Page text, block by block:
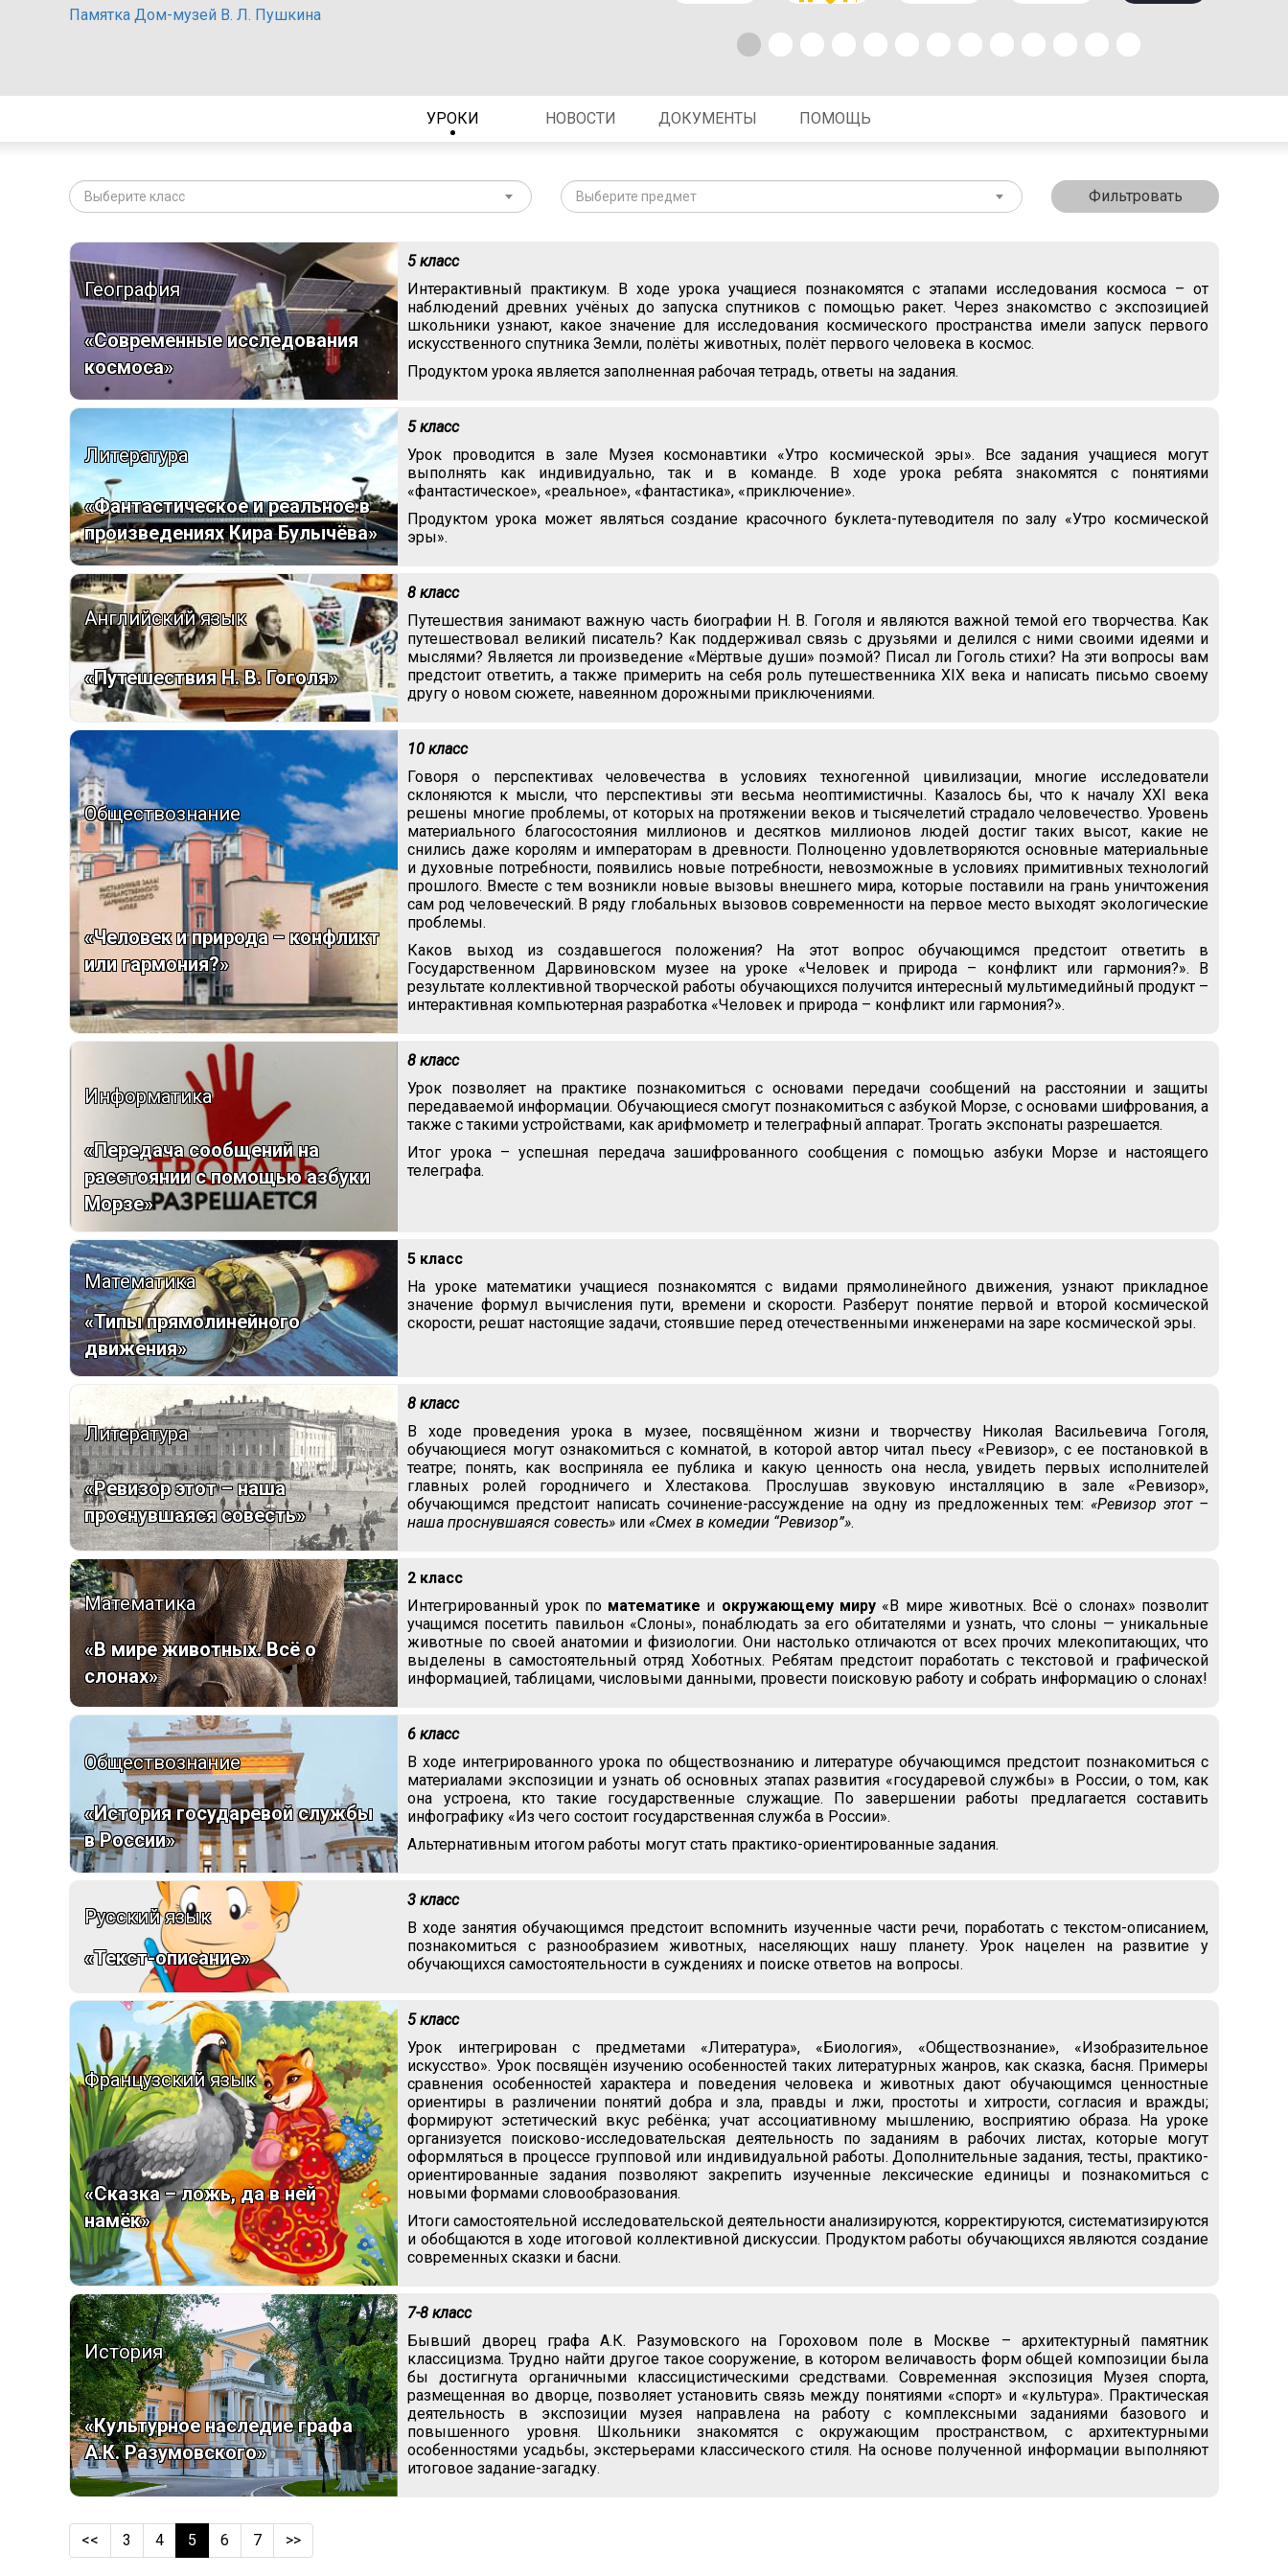
Памятка Дом-музей В. Л. Пушкина
УРОКИ НОВОСТИ ДОКУМЕНТЫ ПОМОЩЬ
Выберите класс Выберите предмет Фильтровать
География
«Современные исследования
космоса»
5 класс
Интерактивный практикум. В ходе урока учащиеся познакомятся с этапами исследования космоса – от
наблюдений древних учёных до запуска спутников с помощью ракет. Через знакомство с экспозицией
школьники узнают, какое значение для исследования космического пространства имели запуск первого
искусственного спутника Земли, полёты животных, полёт первого человека в космос.
Продуктом урока является заполненная рабочая тетрадь, ответы на задания.
Литература
«Фантастическое и реальное в
произведениях Кира Булычёва»
5 класс
Урок проводится в зале Музея космонавтики «Утро космической эры». Все задания учащиеся могут
выполнять как индивидуально, так и в команде. В ходе урока ребята знакомятся с понятиями
«фантастическое», «реальное», «фантастика», «приключение».
Продуктом урока может являться создание красочного буклета-путеводителя по залу «Утро космической
эры».
Английский язык
«Путешествия Н. В. Гоголя»
8 класс
Путешествия занимают важную часть биографии Н. В. Гоголя и являются важной темой его творчества. Как
путешествовал великий писатель? Как поддерживал связь с друзьями и делился с ними своими идеями и
мыслями? Является ли произведение «Мёртвые души» поэмой? Писал ли Гоголь стихи? На эти вопросы вам
предстоит ответить, а также примерить на себя роль путешественника XIX века и написать письмо своему
другу о новом сюжете, навеянном дорожными приключениями.
Обществознание
«Человек и природа – конфликт
или гармония?»
10 класс
Говоря о перспективах человечества в условиях техногенной цивилизации, многие исследователи
склоняются к мысли, что перспективы эти весьма неоптимистичны. Казалось бы, что к началу XXI века
решены многие проблемы, от которых на протяжении веков и тысячелетий страдало человечество. Уровень
материального благосостояния миллионов и десятков миллионов людей достиг таких высот, какие не
снились даже королям и императорам в древности. Полноценно удовлетворяются основные материальные
и духовные потребности, появились новые потребности, невозможные в условиях примитивных технологий
прошлого. Вместе с тем возникли новые вызовы внешнего мира, которые поставили на грань уничтожения
сам род человеческий. В ряду глобальных вызовов современности на первое место выходят экологические
проблемы.
Каков выход из создавшегося положения? На этот вопрос обучающимся предстоит ответить в
Государственном Дарвиновском музее на уроке «Человек и природа – конфликт или гармония?». В
результате коллективной творческой работы обучающихся получится интересный мультимедийный продукт –
интерактивная компьютерная разработка «Человек и природа – конфликт или гармония?».
Информатика
«Передача сообщений на
расстоянии с помощью азбуки
Морзе»
8 класс
Урок позволяет на практике познакомиться с основами передачи сообщений на расстоянии и защиты
передаваемой информации. Обучающиеся смогут познакомиться с азбукой Морзе, с основами шифрования, а
также с такими устройствами, как арифмометр и телеграфный аппарат. Трогать экспонаты разрешается.
Итог урока – успешная передача зашифрованного сообщения с помощью азбуки Морзе и настоящего
телеграфа.
Математика
«Типы прямолинейного
движения»
5 класс
На уроке математики учащиеся познакомятся с видами прямолинейного движения, узнают прикладное
значение формул вычисления пути, времени и скорости. Разберут понятие первой и второй космической
скорости, решат настоящие задачи, стоявшие перед отечественными инженерами на заре космической эры.
Литература
«Ревизор этот – наша
проснувшаяся совесть»
8 класс
В ходе проведения урока в музее, посвящённом жизни и творчеству Николая Васильевича Гоголя,
обучающиеся могут ознакомиться с комнатой, в которой автор читал пьесу «Ревизор», с ее постановкой в
театре; понять, как восприняла ее публика и какую ценность она несла, увидеть первых исполнителей
главных ролей городничего и Хлестакова. Прослушав звуковую инсталляцию в зале «Ревизор»,
обучающимся предстоит написать сочинение-рассуждение на одну из предложенных тем:«Ревизор этот –
наша проснувшаяся совесть» или«Смех в комедии “Ревизор”».
Математика
«В мире животных. Всё о
слонах»
2 класс
Интегрированный урок по математике и окружающему миру «В мире животных. Всё о слонах» позволит
учащимся посетить павильон «Слоны», понаблюдать за его обитателями и узнать, что слоны — уникальные
животные по своей анатомии и физиологии. Они настолько отличаются от всех прочих млекопитающих, что
выделены в самостоятельный отряд Хоботных. Ребятам предстоит поработать с текстовой и графической
информацией, таблицами, числовыми данными, провести поисковую работу и собрать информацию о слонах!
Обществознание
«История государевой службы
в России»
6 класс
В ходе интегрированного урока по обществознанию и литературе обучающимся предстоит познакомиться с
материалами экспозиции и узнать об основных этапах развития «государевой службы» в России, о том, как
она устроена, кто такие государственные служащие. По завершении работы предлагается составить
инфографику «Из чего состоит государственная служба в России».
Альтернативным итогом работы могут стать практико-ориентированные задания.
Русский язык
«Текст-описание»
3 класс
В ходе занятия обучающимся предстоит вспомнить изученные части речи, поработать с текстом-описанием,
познакомиться с разнообразием животных, населяющих нашу планету. Урок нацелен на развитие у
обучающихся самостоятельности в суждениях и поиске ответов на вопросы.
Французский язык
«Сказка – ложь, да в ней
намёк»
5 класс
Урок интегрирован с предметами «Литература», «Биология», «Обществознание», «Изобразительное
искусство». Урок посвящён изучению особенностей таких литературных жанров, как сказка, басня. Примеры
сравнения особенностей характера и поведения человека и животных дают обучающимся ценностные
ориентиры в различении понятий добра и зла, правды и лжи, простоты и хитрости, согласия и вражды;
формируют эстетический вкус ребёнка; учат ассоциативному мышлению, восприятию образа. На уроке
организуется поисково-исследовательская деятельность по заданиям в рабочих листах, которые могут
оформляться в процессе групповой или индивидуальной работы. Дополнительные задания, тесты, практико-
ориентированные задания позволяют закрепить изученные лексические единицы и познакомиться с
новыми формами словообразования.
Итоги самостоятельной исследовательской деятельности анализируются, корректируются, систематизируются
и обобщаются в ходе итоговой коллективной дискуссии. Продуктом работы обучающихся являются создание
современных сказки и басни.
История
«Культурное наследие графа
А.К. Разумовского»
7-8 класс
Бывший дворец графа А.К. Разумовского на Гороховом поле в Москве – архитектурный памятник
классицизма. Трудно найти другое такое сооружение, в котором величавость форм общей композиции была
бы достигнута органичными классицистическими средствами. Современная экспозиция Музея спорта,
размещенная во дворце, позволяет установить связь между понятиями «спорт» и «культура». Практическая
деятельность в экспозиции музея направлена на работу с комплексными заданиями базового и
повышенного уровня. Школьники знакомятся с окружающим пространством, с архитектурными
особенностями усадьбы, экстерьерами классического стиля. На основе полученной информации выполняют
итоговое задание-загадку.
<< 3 4 5 6 7 >>